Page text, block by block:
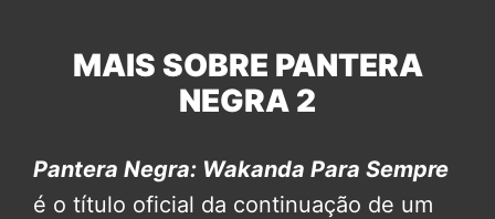
MAIS SOBRE PANTERA
NEGRA 2
Pantera Negra: Wakanda Para Sempre
é o título oficial da continuação de um